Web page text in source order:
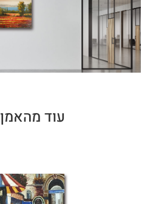
עוד מהאמן Rose